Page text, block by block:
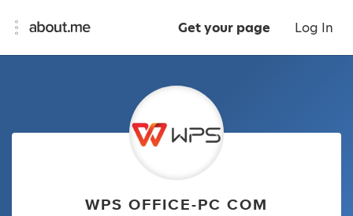
Get your page Log In
WPS OFFICE-PC COM